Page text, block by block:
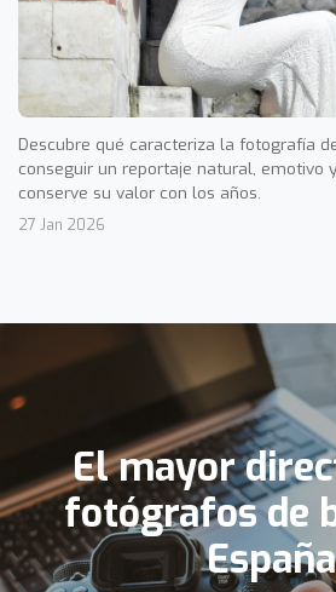
Descubre qué caracteriza la fotografía
conseguir un reportaje natural, emotivo
conserve su valor con los años.
27 Jan 2026
El mayor
fotógrafos de
España